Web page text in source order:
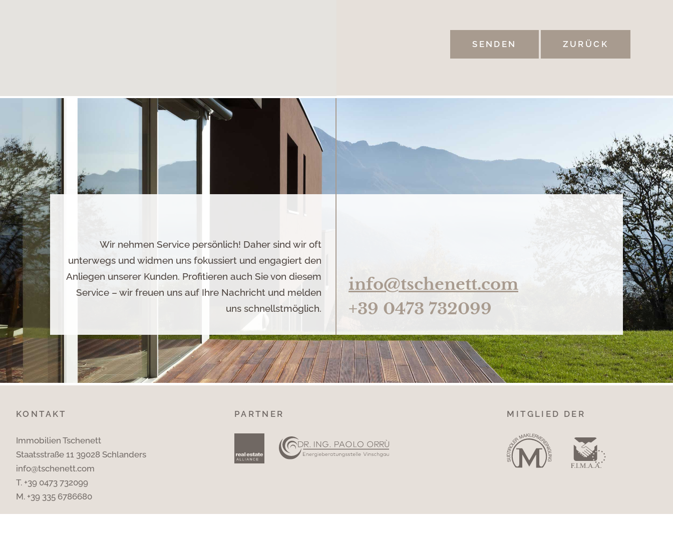
ZURÜCK
Wir nehmen Service persönlich! Daher sind wir oft
unterwegs und widmen uns fokussiert und engagiert den
Anliegen unserer Kunden. Profitieren auch Sie von diesem
Service – wir freuen uns auf Ihre Nachricht und melden
uns schnellstmöglich.
info@tschenett.com
+39 0473 732099
KONTAKT
Immobilien Tschenett
Staatsstraße 11 39028 Schlanders
info@tschenett.com
T. +39 0473 732099
M. +39 335 6786680
PARTNER MITGLIED DER